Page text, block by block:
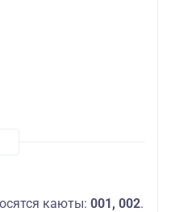
каюты: 001, 002.